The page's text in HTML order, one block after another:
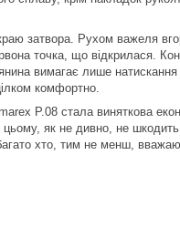
затвора. Рухом важеля
точка, що відкрилася.
вимагає лише
комфортно.
P.08 стала виняткова
цьому, як не дивно, не
хто, тим не менш,